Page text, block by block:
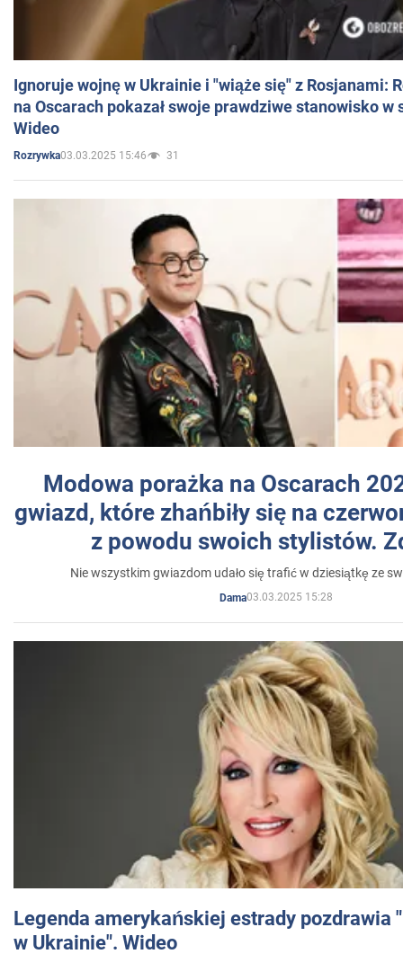
Ignoruje wojnę w Ukrainie i "wiąże się" z Rosjanami:
na Oscarach pokazał swoje prawdziwe stanowisko w
Wideo
Rozrywka03.03.2025 15:46 31
Modowa porażka na Oscarach
gwiazd, które zhańbiły się na
z powodu swoich stylistów.
Nie wszystkim gwiazdom udało się trafić w dziesiątkę ze
Dama03.03.2025 15:28
Legenda amerykańskiej estrady pozdrawia
w Ukrainie". Wideo